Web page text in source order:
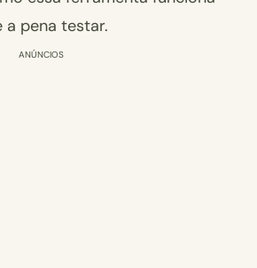
a pena testar.
ANÚNCIOS